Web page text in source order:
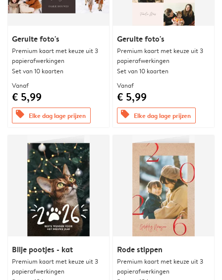
Geruite foto's
Premium kaart met keuze uit 3
papierafwerkingen
Set van 10 kaarten
Vanaf
€ 5,99
offers Elke dag lage prijzen
Geruite foto's
Premium kaart met keuze uit 3
papierafwerkingen
Set van 10 kaarten
Vanaf
€ 5,99
offers Elke dag lage prijzen
Blije pootjes - kat
Premium kaart met keuze uit 3
papierafwerkingen
Rode stippen
Premium kaart met keuze uit 3
papierafwerkingen